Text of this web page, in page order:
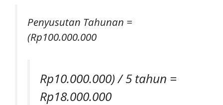
Penyusutan Tahunan =
(Rp100.000.000
Rp10.000.000) / 5 tahun =
Rp18.000.000